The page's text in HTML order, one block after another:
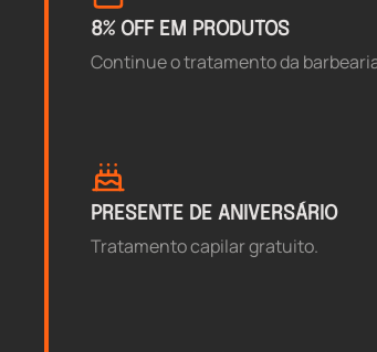
8% OFF EM PRODUTOS
Continue o tratamento da
PRESENTE DE ANIVERSÁRIO
Tratamento capilar gratuito.